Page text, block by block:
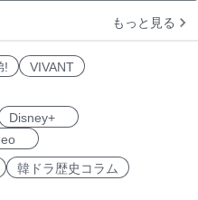
もっと見る
!
VIVANT
Disney+
韓ドラ歴史コラム